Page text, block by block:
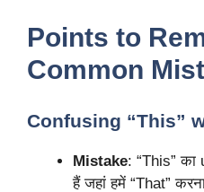
Points to
Common
Confusing “This”
Mistake: “This” का
हैं जहां हमें “That”